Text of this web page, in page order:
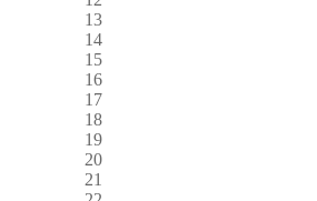
13
14
15
16
17
18
19
20
21